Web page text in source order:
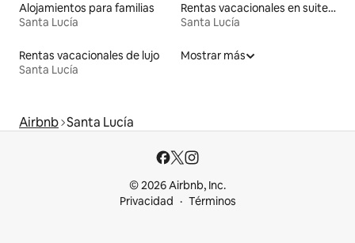
Alojamientos para familias
Santa Lucía
Rentas vacacionales en suites privadas
Santa Lucía
Rentas vacacionales de lujo
Santa Lucía
Mostrar más
Airbnb Santa Lucía
© 2026 Airbnb, Inc.
Privacidad
Términos